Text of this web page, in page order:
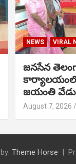
NEWS VIRAL
జనసేన
కార్యాలయంలో
జయంతి
August 7, 2026
Theme Horse